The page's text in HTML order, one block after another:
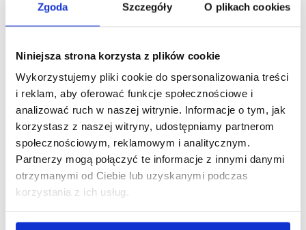
Zgoda Szczegóły O plikach cookies
Niniejsza strona korzysta z plików cookie
Wykorzystujemy pliki cookie do spersonalizowania treści
i reklam, aby oferować funkcje społecznościowe i
analizować ruch w naszej witrynie. Informacje o tym, jak
korzystasz z naszej witryny, udostępniamy partnerom
społecznościowym, reklamowym i analitycznym.
Partnerzy mogą połączyć te informacje z innymi danymi
otrzymanymi od Ciebie lub uzyskanymi podczas
korzystania z ich usług.
Jakie dane kierowca wpisuje, gdy
śr., 05 sie 2026
Ile dni wstecz kierowca musi mieć dane
z karty i wykresówki? Test wiedzy
śr., 29 lip 2026
Kiedy nie trzeba zaświadczenia na
przewozy drogowe na potrzeby własne?
śr., 22 lip 2026